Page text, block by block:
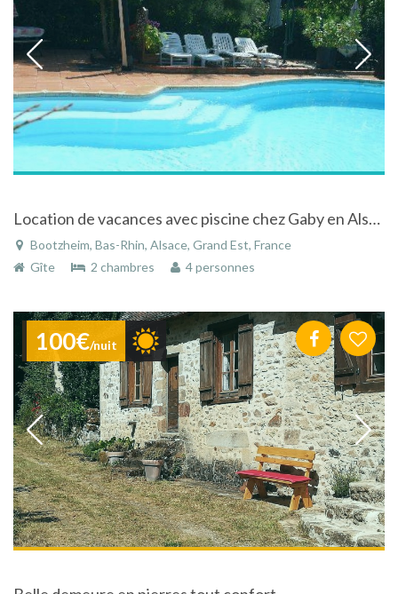
Location de vacances avec piscine chez Gaby en Alsace
Bootzheim, Bas-Rhin, Alsace, Grand Est, France
Gîte
2 chambres 4 personnes
100€/nuit